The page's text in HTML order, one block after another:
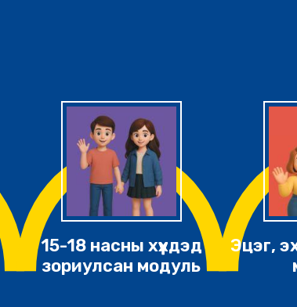
15-18 насны хүүхдэд
зориулсан модуль
Эцэг,